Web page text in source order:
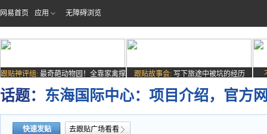
网易首页 应用 无障碍浏览
跟贴神评组: 最奇葩动物园！全靠家禽撑
场子
跟贴故事会: 写下旅途中被坑的经历
话题： 东海国际中心：项目介绍，官方
快速发贴 去跟贴广场看看